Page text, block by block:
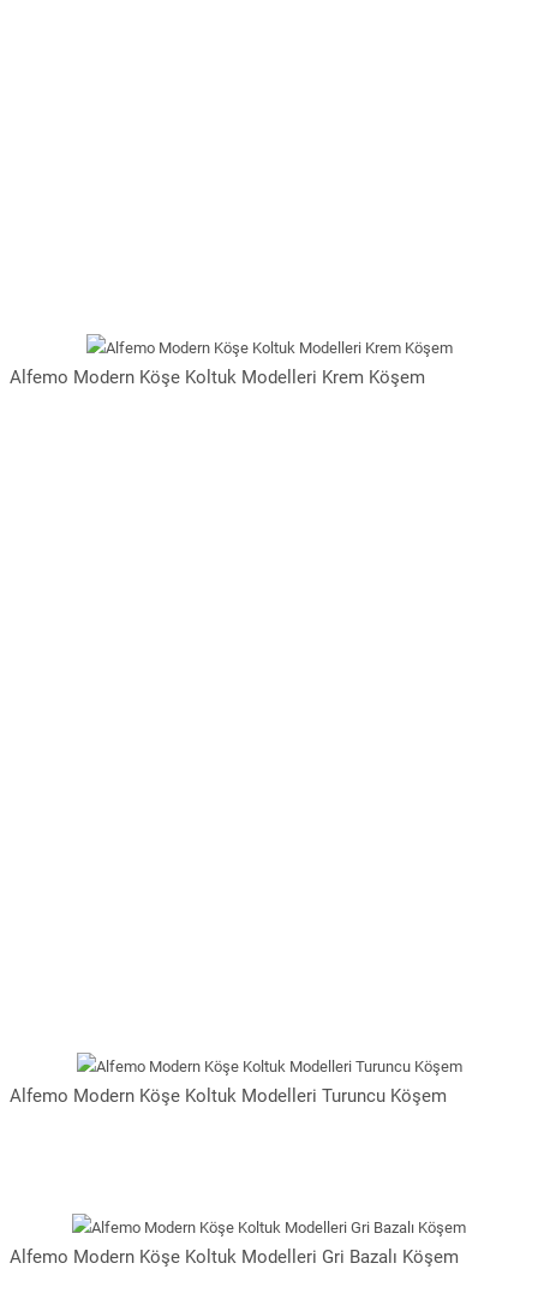
Alfemo Modern Köşe Koltuk Modelleri Krem Köşem
Alfemo Modern Köşe Koltuk Modelleri Turuncu Köşem
Alfemo Modern Köşe Koltuk Modelleri Gri Bazalı Köşem